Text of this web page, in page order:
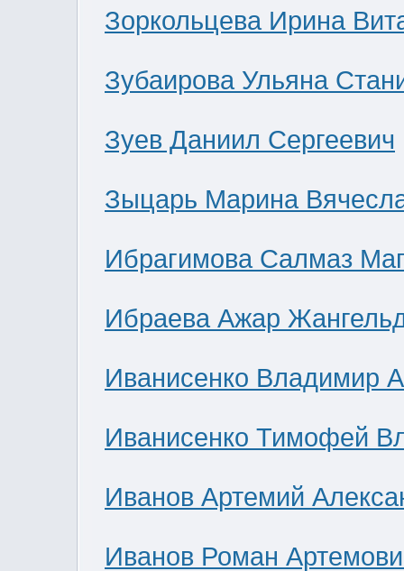
Зоркольцева Ирина
Зубаирова Ульяна
Зуев Даниил Сергеевич
Зыцарь Марина
Ибрагимова Салмаз
Ибраева Ажар
Иванисенко Владимир
Иванисенко Тимофей
Иванов Артемий
Иванов Роман